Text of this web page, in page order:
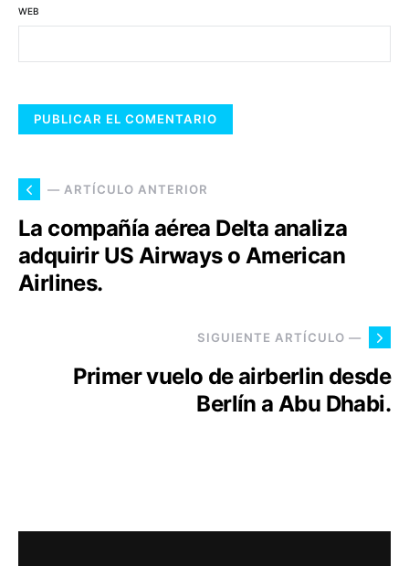
WEB
— ARTÍCULO ANTERIOR
La compañía aérea Delta analiza
adquirir US Airways o American
Airlines.
SIGUIENTE ARTÍCULO —
Primer vuelo de airberlin desde
Berlín a Abu Dhabi.